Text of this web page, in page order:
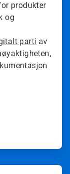
produkter
og
parti av